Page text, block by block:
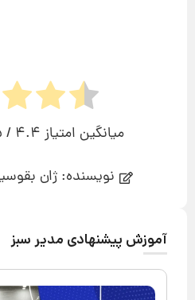
میانگین امتیاز 4.4 / 5. تعداد آرا:
نویسنده: ژان
آموزش پیشنهادی مدیر سبز